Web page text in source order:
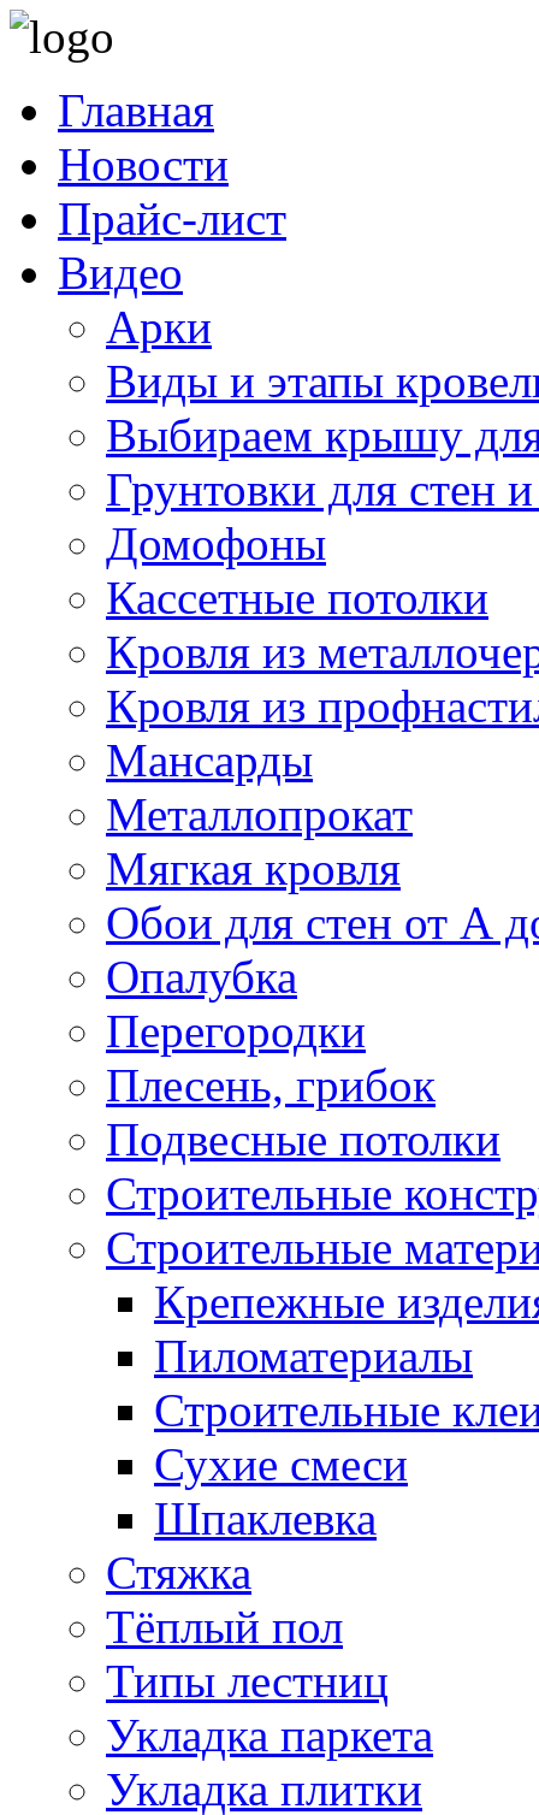
Главная
Новости
Прайс-лист
Видео
Арки
Виды и этапы
Выбираем крышу
Грунтовки для стен
Домофоны
Кассетные потолки
Кровля из
Кровля из
Мансарды
Металлопрокат
Мягкая кровля
Обои для стен от А
Опалубка
Перегородки
Плесень, грибок
Подвесные потолки
Строительные
Строительные
Крепежные
Пиломатериалы
Строительные
Сухие смеси
Шпаклевка
Стяжка
Тёплый пол
Типы лестниц
Укладка паркета
Укладка плитки